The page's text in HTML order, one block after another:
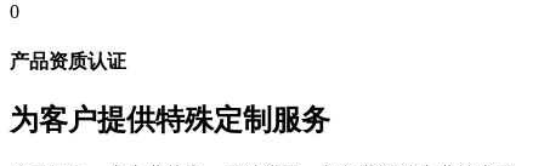
0
产品资质认证
为客户提供特殊定制服务